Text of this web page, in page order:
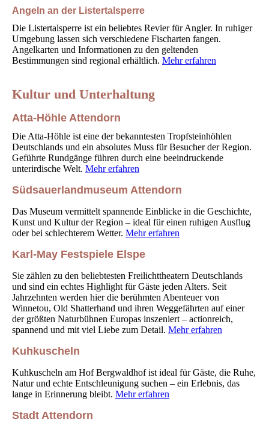
Angeln an der Listertalsperre
Die Listertalsperre ist ein beliebtes Revier für Angler. In ruhiger
Umgebung lassen sich verschiedene Fischarten fangen.
Angelkarten und Informationen zu den geltenden
Bestimmungen sind regional erhältlich. Mehr erfahren
Kultur und Unterhaltung
Atta-Höhle Attendorn
Die Atta-Höhle ist eine der bekanntesten Tropfsteinhöhlen
Deutschlands und ein absolutes Muss für Besucher der Region.
Geführte Rundgänge führen durch eine beeindruckende
unterirdische Welt. Mehr erfahren
Südsauerlandmuseum Attendorn
Das Museum vermittelt spannende Einblicke in die Geschichte,
Kunst und Kultur der Region – ideal für einen ruhigen Ausflug
oder bei schlechterem Wetter. Mehr erfahren
Karl-May Festspiele Elspe
Sie zählen zu den beliebtesten Freilichttheatern Deutschlands
und sind ein echtes Highlight für Gäste jeden Alters. Seit
Jahrzehnten werden hier die berühmten Abenteuer von
Winnetou, Old Shatterhand und ihren Weggefährten auf einer
der größten Naturbühnen Europas inszeniert – actionreich,
spannend und mit viel Liebe zum Detail. Mehr erfahren
Kuhkuscheln
Kuhkuscheln am Hof Bergwaldhof ist ideal für Gäste, die Ruhe,
Natur und echte Entschleunigung suchen – ein Erlebnis, das
lange in Erinnerung bleibt. Mehr erfahren
Stadt Attendorn